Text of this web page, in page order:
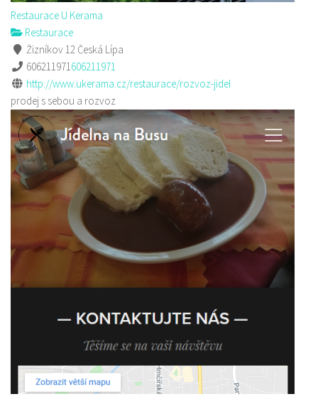
Restaurace U Kerama
Restaurace
Žizníkov 12 Česká Lípa
606211971606211971
http://www.ukerama.cz/restaurace/rozvoz-jidel
prodej s sebou a rozvoz